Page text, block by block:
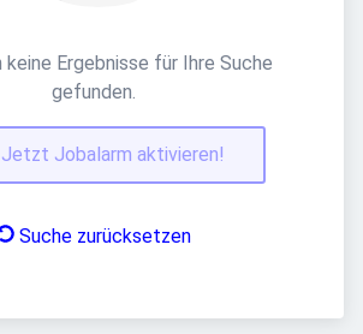
keine Ergebnisse für Ihre Suche
gefunden.
Jetzt Jobalarm aktivieren!
Suche zurücksetzen